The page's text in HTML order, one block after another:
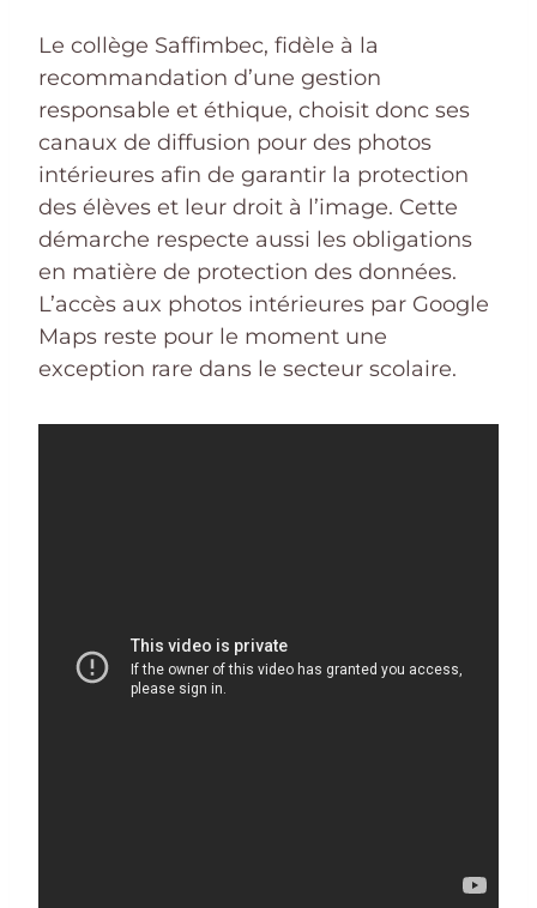
Le collège Saffimbec, fidèle à la
recommandation d’une gestion
responsable et éthique, choisit donc ses
canaux de diffusion pour des photos
intérieures afin de garantir la protection
des élèves et leur droit à l’image. Cette
démarche respecte aussi les obligations
en matière de protection des données.
L’accès aux photos intérieures par Google
Maps reste pour le moment une
exception rare dans le secteur scolaire.